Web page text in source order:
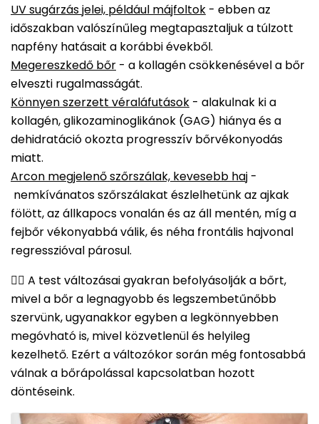
UV sugárzás jelei, például májfoltok - ebben az
időszakban valószínűleg megtapasztaljuk a túlzott
napfény hatásait a korábbi évekből.
Megereszkedő bőr - a kollagén csökkenésével a bőr
elveszti rugalmasságát.
Könnyen szerzett véraláfutások - alakulnak ki a
kollagén, glikozaminoglikánok (GAG) hiánya és a
dehidratáció okozta progresszív bőrvékonyodás
miatt.
Arcon megjelenő szőrszálak, kevesebb haj -
nemkívánatos szőrszálakat észlelhetünk az ajkak
fölött, az állkapocs vonalán és az áll mentén, míg a
fejbőr vékonyabbá válik, és néha frontális hajvonal
regresszióval párosul.
👉🏻 A test változásai gyakran befolyásolják a bőrt,
mivel a bőr a legnagyobb és legszembetűnőbb
szervünk, ugyanakkor egyben a legkönnyebben
megóvható is, mivel közvetlenül és helyileg
kezelhető. Ezért a változókor során még fontosabbá
válnak a bőrápolással kapcsolatban hozott
döntéseink.